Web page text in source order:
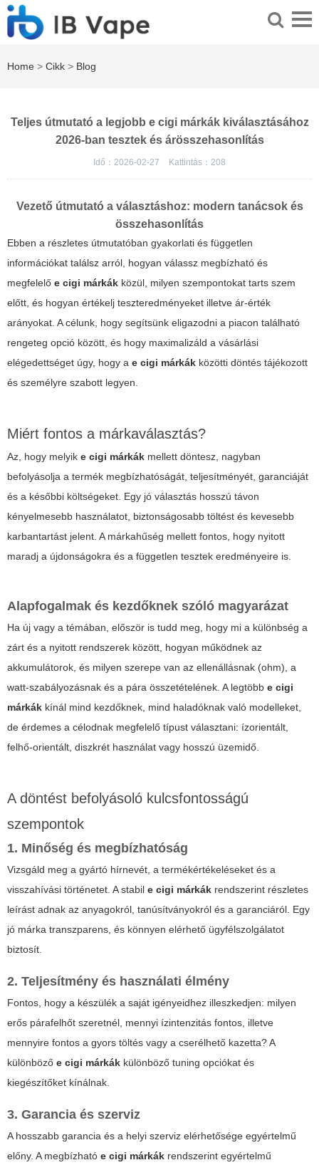
Home > Cikk > Blog
Teljes útmutató a legjobb e cigi márkák kiválasztásához
2026-ban tesztek és árösszehasonlítás
Idő：2026-02-27 Kattintás： 208
Vezető útmutató a választáshoz: modern tanácsok és
összehasonlítás
Ebben a részletes útmutatóban gyakorlati és független
információkat találsz arról, hogyan válassz megbízható és
megfelelő e cigi márkák közül, milyen szempontokat tarts szem
előtt, és hogyan értékelj teszteredményeket illetve ár-érték
arányokat. A célunk, hogy segítsünk eligazodni a piacon található
rengeteg opció között, és hogy maximalizáld a vásárlási
elégedettséget úgy, hogy a e cigi márkák közötti döntés tájékozott
és személyre szabott legyen.
Miért fontos a márkaválasztás?
Az, hogy melyik e cigi márkák mellett döntesz, nagyban
befolyásolja a termék megbízhatóságát, teljesítményét, garanciáját
és a későbbi költségeket. Egy jó választás hosszú távon
kényelmesebb használatot, biztonságosabb töltést és kevesebb
karbantartást jelent. A márkahűség mellett fontos, hogy nyitott
maradj a újdonságokra és a független tesztek eredményeire is.
Alapfogalmak és kezdőknek szóló magyarázat
Ha új vagy a témában, először is tudd meg, hogy mi a különbség a
zárt és a nyitott rendszerek között, hogyan működnek az
akkumulátorok, és milyen szerepe van az ellenállásnak (ohm), a
watt-szabályozásnak és a pára összetételének. A legtöbb e cigi
márkák kínál mind kezdőknek, mind haladóknak való modelleket,
de érdemes a célodnak megfelelő típust választani: ízorientált,
felhő-orientált, diszkrét használat vagy hosszú üzemidő.
A döntést befolyásoló kulcsfontosságú
szempontok
1. Minőség és megbízhatóság
Vizsgáld meg a gyártó hírnevét, a termékértékeléseket és a
visszahívási történetet. A stabil e cigi márkák rendszerint részletes
leírást adnak az anyagokról, tanúsítványokról és a garanciáról. Egy
jó márka transzparens, és könnyen elérhető ügyfélszolgálatot
biztosít.
2. Teljesítmény és használati élmény
Fontos, hogy a készülék a saját igényeidhez illeszkedjen: milyen
erős párafelhőt szeretnél, mennyi ízintenzitás fontos, illetve
mennyire fontos a gyors töltés vagy a cserélhető kazetta? A
különböző e cigi márkák különböző tuning opciókat és
kiegészítőket kínálnak.
3. Garancia és szerviz
A hosszabb garancia és a helyi szerviz elérhetősége egyértelmű
előny. A megbízható e cigi márkák rendszerint egyértelmű